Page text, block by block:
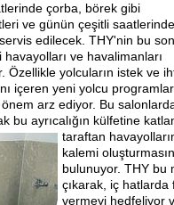
çorba, börek gibi
ve günün çeşitli saatlerinde
edilecek. THY'nin bu son
ve havalimanları
Özellikle yolcuların istek ve
içeren yeni yolcu
arz ediyor. Bu
bu ayrıcalığın külfetine
taraftan
kalemi
bulunuyor. THY bu
çıkarak, iç hatlarda
vermeyi hedfeliyor